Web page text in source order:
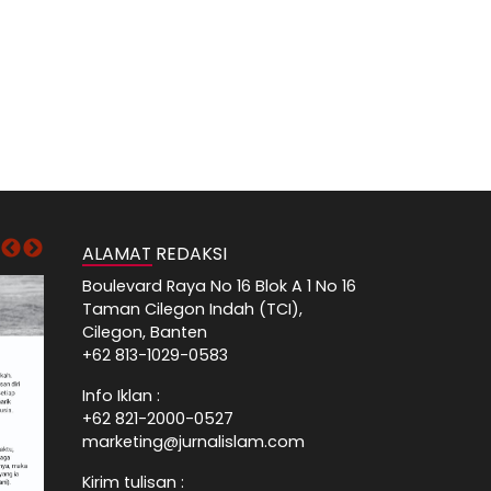
ALAMAT REDAKSI
Boulevard Raya No 16 Blok A 1 No 16
Taman Cilegon Indah (TCI),
Cilegon, Banten
+62 813-1029-0583
Info Iklan :
+62 821-2000-0527
marketing@jurnalislam.com
Kirim tulisan :